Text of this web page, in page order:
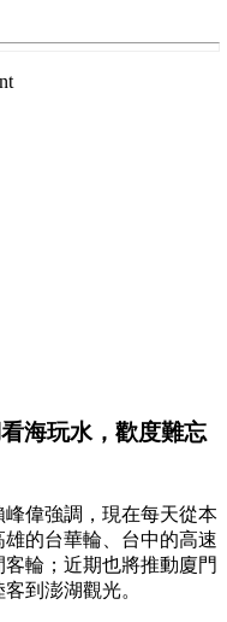
海玩水，歡度難忘
偉強調，現在每天從本
的台華輪、台中的高速
輪；近期也將推動廈門
到澎湖觀光。